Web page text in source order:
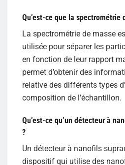
Qu’est-ce que la spectrométrie
La spectrométrie de masse
utilisée pour séparer les
en fonction de leur rapport
permet d’obtenir des
relative des différents types
composition de l’échantillon.
Qu’est-ce qu’un détecteur à
?
Un détecteur à nanofils
dispositif qui utilise des